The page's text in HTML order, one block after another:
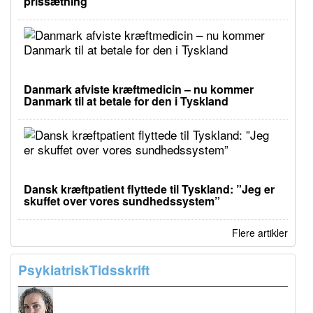
Danmark afviste kræftmedicin – nu kommer
Danmark til at betale for den i Tyskland
Dansk kræftpatient flyttede til Tyskland: ”Jeg er
skuffet over vores sundhedssystem”
Flere artikler
PsykiatriskTidsskrift